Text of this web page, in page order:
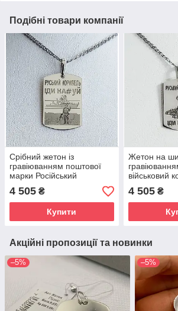
Подібні товари компанії
Срібний жетон із
гравіюванням поштової
марки Російський
корабель патріотичний
4 505 ₴
Купити
Жетон на
військовий
проба
патріотична
4 505₴
Акційні пропозиції та новинки
–5% –5%